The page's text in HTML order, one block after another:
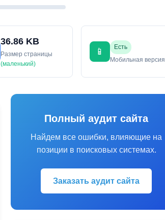
36.86 KB
Размер страницы
(маленький)
📱
Есть
Мобильная версия
Полный аудит сайта
Найдем все ошибки, влияющие на
позиции в поисковых системах.
Заказать аудит сайта